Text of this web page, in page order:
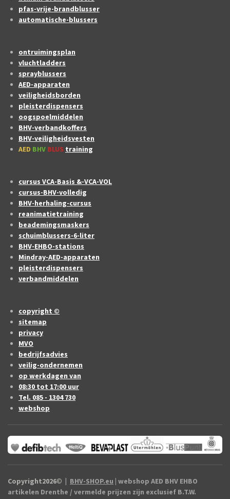
pfas-vrije-brandblusser
automatische-blussers
ontruimingsplan
vluchtladders
sprayblussers
AED-apparaten
veiligheidsborden
pleisterdispensers
oogspoelmiddelen
BHV-verbandkoffers
BHV-veiligheidsvesten
AED BHV BLUS training
cursus VCA-Basis &-VCA-VOL
cursus-BHV-volledig
BHV-herhaling-cursus
reanimatietraining
beademingsmaskers
schuimblussers-6-liter
BHV-EHBO-stations
Mindray-AED-apparaten
pleisterdispensers
verbandmiddelen
copyright ©
sitemap
privacy
MVO
bedrijfsadvies
veilig-ondernemen
op werkdagen van
08:30 tot 17:00 uur
Tel. 085 - 1304 730
webshop
Copyright2026© | BHV-SHOP.eu | webshop AED BHV EHBO
artikelen Drenthe / vermelde prijzen zijn exclusief B.T.W.